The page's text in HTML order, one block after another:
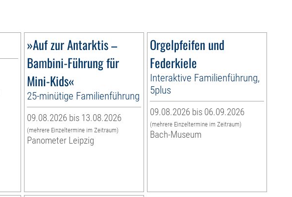
»Auf zur Antarktis –
Bambini-Führung für
Mini-Kids«
25-minütige Familienführung
09.08.2026 bis 13.08.2026
(mehrere Einzeltermine im Zeitraum)
Panometer Leipzig
Orgelpfeifen und
Federkiele
Interaktive Familienführung,
5plus
09.08.2026 bis 06.09.2026
(mehrere Einzeltermine im Zeitraum)
Bach-Museum